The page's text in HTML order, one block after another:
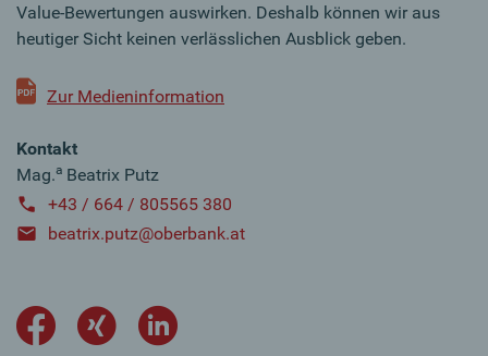
Value-Bewertungen auswirken. Deshalb können wir aus
heutiger Sicht keinen verlässlichen Ausblick geben.
Zur Medieninformation
Kontakt
Mag.a Beatrix Putz
+43 / 664 / 805565 380
beatrix.putz@oberbank.at